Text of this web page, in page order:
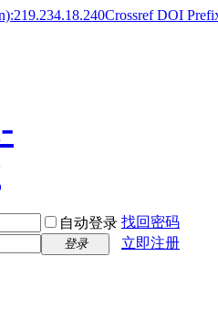
Crossref DOI
自动登录 找回密码
登录 立即注册